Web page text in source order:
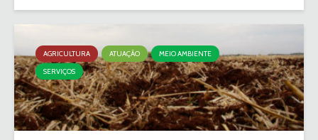
AGRICULTURA ATUAÇÃO
MEIO AMBIENTE
SERVIÇOS